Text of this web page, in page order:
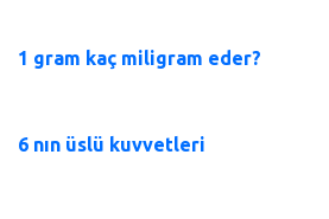
1 gram kaç miligram eder?
6 nın üslü kuvvetleri